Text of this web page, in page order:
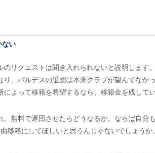
ない
のリクエストは聞き入れられないと説明します
り、バルデスの退団は本来クラブが望んでなか
よって移籍を希望するなら、移籍金を残して
無料で退団させたらどうなるか。ならば自分
移籍にしてほしいと思うんじゃないでしょうか。